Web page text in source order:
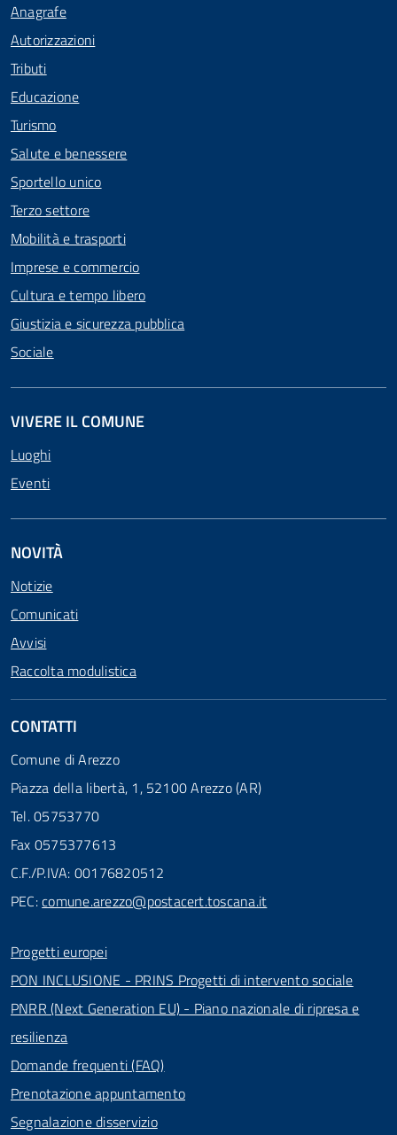
Anagrafe
Autorizzazioni
Tributi
Educazione
Turismo
Salute e benessere
Sportello unico
Terzo settore
Mobilità e trasporti
Imprese e commercio
Cultura e tempo libero
Giustizia e sicurezza pubblica
Sociale
VIVERE IL COMUNE
Luoghi
Eventi
NOVITÀ
Notizie
Comunicati
Avvisi
Raccolta modulistica
CONTATTI
Comune di Arezzo
Piazza della libertà, 1, 52100 Arezzo (AR)
Tel. 05753770
Fax 0575377613
C.F./P.IVA: 00176820512
PEC:comune.arezzo@postacert.toscana.it
Progetti europei
PON INCLUSIONE - PRINS Progetti di intervento sociale
PNRR (Next Generation EU) - Piano nazionale di ripresa e
resilienza
Domande frequenti (FAQ)
Prenotazione appuntamento
Segnalazione disservizio